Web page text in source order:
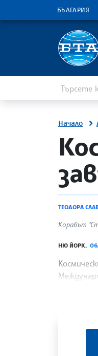
БЪЛГАРИЯ
Начало
ТЕОДОРА
Корабът
НЮ ЙОРК,
„Час